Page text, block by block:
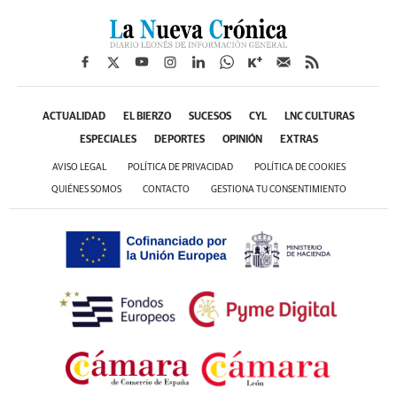
ACTUALIDAD EL BIERZO SUCESOS CYL LNC CULTURAS
ESPECIALES DEPORTES OPINIÓN EXTRAS
AVISO LEGAL POLÍTICA DE PRIVACIDAD POLÍTICA DE COOKIES
QUIÉNES SOMOS CONTACTO GESTIONA TU CONSENTIMIENTO